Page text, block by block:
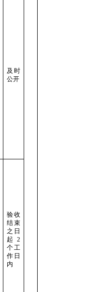
及时
公开
验收
结束
之日
起2
个工
作日
内